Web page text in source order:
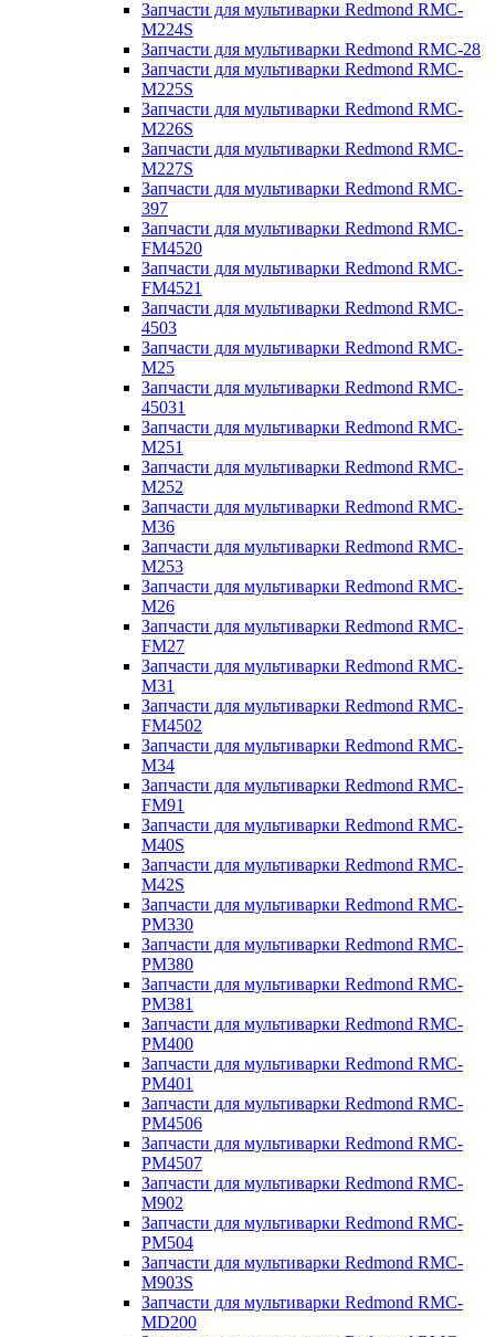
Запчасти для мультиварки Redmond RMC-
M224S
Запчасти для мультиварки Redmond RMC-28
Запчасти для мультиварки Redmond RMC-
M225S
Запчасти для мультиварки Redmond RMC-
M226S
Запчасти для мультиварки Redmond RMC-
M227S
Запчасти для мультиварки Redmond RMC-
397
Запчасти для мультиварки Redmond RMC-
FM4520
Запчасти для мультиварки Redmond RMC-
FM4521
Запчасти для мультиварки Redmond RMC-
4503
Запчасти для мультиварки Redmond RMC-
M25
Запчасти для мультиварки Redmond RMC-
45031
Запчасти для мультиварки Redmond RMC-
M251
Запчасти для мультиварки Redmond RMC-
M252
Запчасти для мультиварки Redmond RMC-
M36
Запчасти для мультиварки Redmond RMC-
M253
Запчасти для мультиварки Redmond RMC-
M26
Запчасти для мультиварки Redmond RMC-
FM27
Запчасти для мультиварки Redmond RMC-
M31
Запчасти для мультиварки Redmond RMC-
FM4502
Запчасти для мультиварки Redmond RMC-
M34
Запчасти для мультиварки Redmond RMC-
FM91
Запчасти для мультиварки Redmond RMC-
M40S
Запчасти для мультиварки Redmond RMC-
M42S
Запчасти для мультиварки Redmond RMC-
PM330
Запчасти для мультиварки Redmond RMC-
PM380
Запчасти для мультиварки Redmond RMC-
PM381
Запчасти для мультиварки Redmond RMC-
PM400
Запчасти для мультиварки Redmond RMC-
PM401
Запчасти для мультиварки Redmond RMC-
PM4506
Запчасти для мультиварки Redmond RMC-
PM4507
Запчасти для мультиварки Redmond RMC-
M902
Запчасти для мультиварки Redmond RMC-
PM504
Запчасти для мультиварки Redmond RMC-
M903S
Запчасти для мультиварки Redmond RMC-
MD200